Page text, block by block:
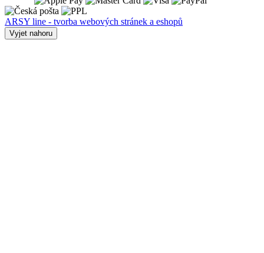
ARSY line - tvorba webových stránek a eshopů
Vyjet nahoru